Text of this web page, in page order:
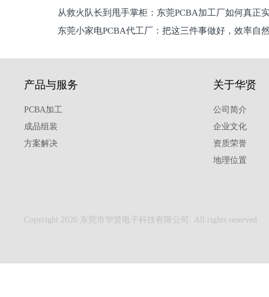
关键从救火队长到甩手掌柜：东莞PCBA加工厂如何真正
东莞小家电PCBA代工厂：把这三件事做好，效率自
产品与服务
PCBA加工
成品组装
方案解决
关于华贤
公司简介
企业文化
资质荣誉
地理位置
Copyright 2020 东莞市华贤电子科技有限公司. All rights reserved